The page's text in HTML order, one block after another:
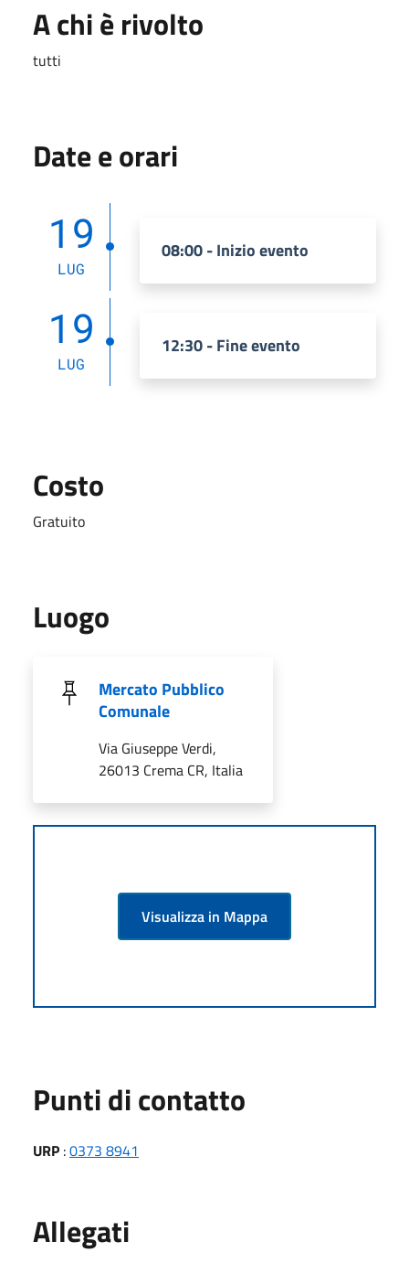
A chi è rivolto
tutti
Date e orari
19
LUG
08:00 - Inizio evento
19
LUG
12:30 - Fine evento
Costo
Gratuito
Luogo
Mercato Pubblico
Comunale
Via Giuseppe Verdi,
26013 Crema CR, Italia
Visualizza in Mappa
Punti di contatto
URP :0373 8941
Allegati